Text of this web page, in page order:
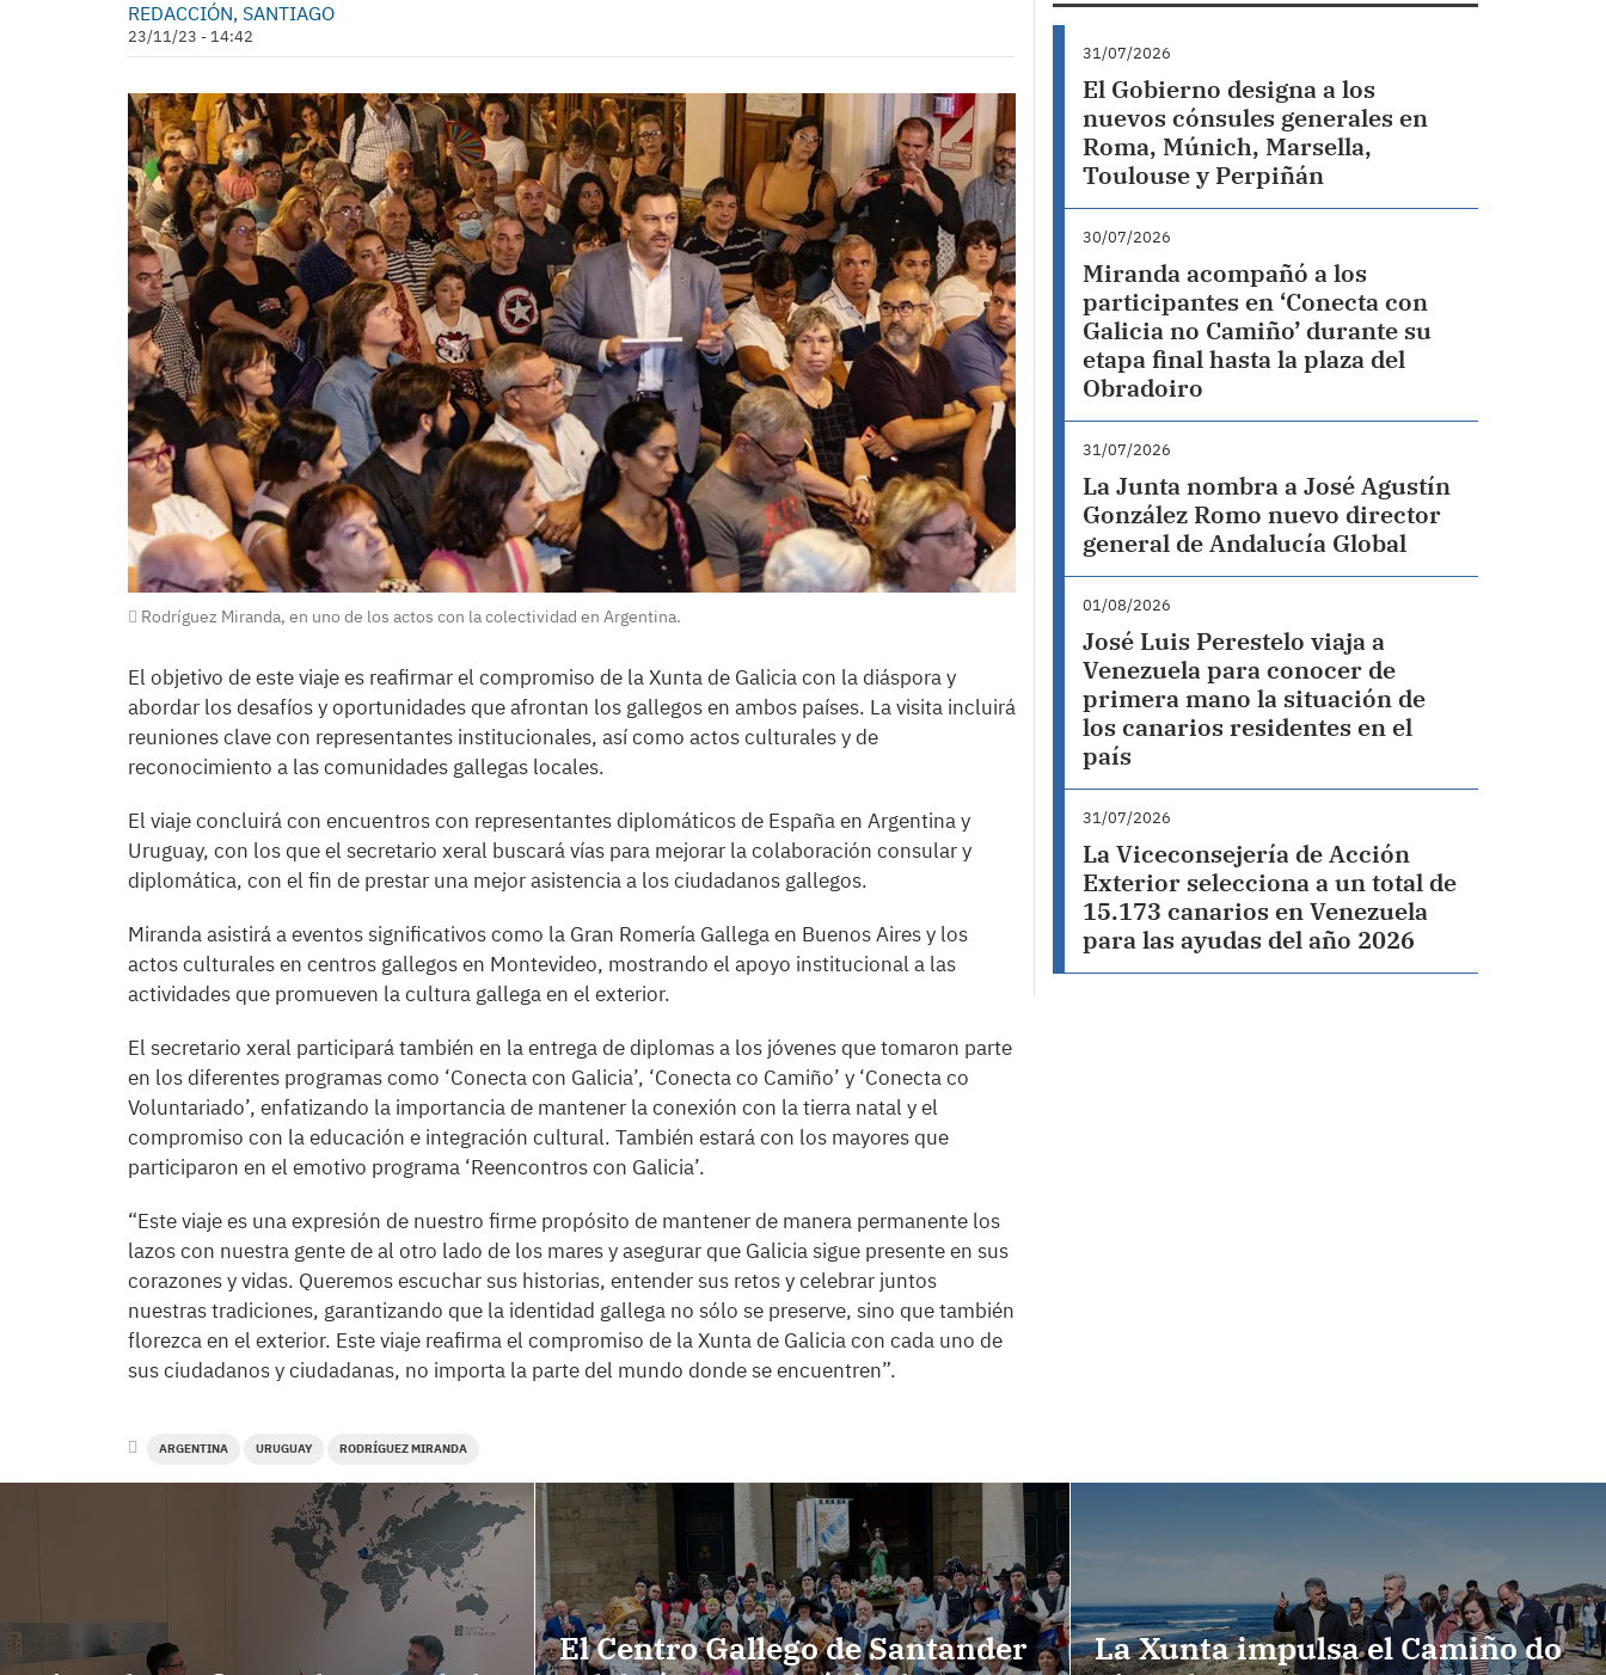
REDACCIÓN, SANTIAGO
23/11/23 - 14:42
Rodríguez Miranda, en uno de los actos con la colectividad en Argentina.
El objetivo de este viaje es reafirmar el compromiso de la Xunta de Galicia con la diáspora y
abordar los desafíos y oportunidades que afrontan los gallegos en ambos países. La visita incluirá
reuniones clave con representantes institucionales, así como actos culturales y de
reconocimiento a las comunidades gallegas locales.
El viaje concluirá con encuentros con representantes diplomáticos de España en Argentina y
Uruguay, con los que el secretario xeral buscará vías para mejorar la colaboración consular y
diplomática, con el fin de prestar una mejor asistencia a los ciudadanos gallegos.
Miranda asistirá a eventos significativos como la Gran Romería Gallega en Buenos Aires y los
actos culturales en centros gallegos en Montevideo, mostrando el apoyo institucional a las
actividades que promueven la cultura gallega en el exterior.
El secretario xeral participará también en la entrega de diplomas a los jóvenes que tomaron parte
en los diferentes programas como ‘Conecta con Galicia’, ‘Conecta co Camiño’ y ‘Conecta co
Voluntariado’, enfatizando la importancia de mantener la conexión con la tierra natal y el
compromiso con la educación e integración cultural. También estará con los mayores que
participaron en el emotivo programa ‘Reencontros con Galicia’.
“Este viaje es una expresión de nuestro firme propósito de mantener de manera permanente los
lazos con nuestra gente de al otro lado de los mares y asegurar que Galicia sigue presente en sus
corazones y vidas. Queremos escuchar sus historias, entender sus retos y celebrar juntos
nuestras tradiciones, garantizando que la identidad gallega no sólo se preserve, sino que también
florezca en el exterior. Este viaje reafirma el compromiso de la Xunta de Galicia con cada uno de
sus ciudadanos y ciudadanas, no importa la parte del mundo donde se encuentren”.
ARGENTINA URUGUAY RODRÍGUEZ MIRANDA
31/07/2026
El Gobierno designa a los
nuevos cónsules generales en
Roma, Múnich, Marsella,
Toulouse y Perpiñán
30/07/2026
Miranda acompañó a los
participantes en ‘Conecta con
Galicia no Camiño’ durante su
etapa final hasta la plaza del
Obradoiro
31/07/2026
La Junta nombra a José Agustín
González Romo nuevo director
general de Andalucía Global
01/08/2026
José Luis Perestelo viaja a
Venezuela para conocer de
primera mano la situación de
los canarios residentes en el
país
31/07/2026
La Viceconsejería de Acción
Exterior selecciona a un total de
15.173 canarios en Venezuela
para las ayudas del año 2026
El Centro Gallego de Santander
La Xunta impulsa el Camiño do